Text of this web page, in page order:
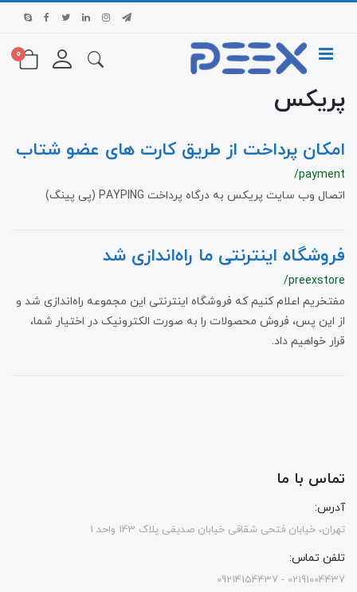
0
پریکس
امکان پرداخت از طریق کارت های عضو شتاب
/payment
اتصال وب سایت پریکس به درگاه پرداخت PAYPING (پی پینگ)
فروشگاه اینترنتی ما راه‌اندازی شد
/preexstore
مفتخریم اعلام کنیم که فروشگاه اینترنتی این مجموعه راه‌اندازی شد و
از این پس، فروش محصولات را به صورت الکترونیک در اختیار شما،
قرار خواهیم داد.
تماس با ما
آدرس:
تهران، خیابان فتحی شقاقی خیابان صدیقی پلاک 143 واحد 1
تلفن تماس:
02191004437 - 09214154437